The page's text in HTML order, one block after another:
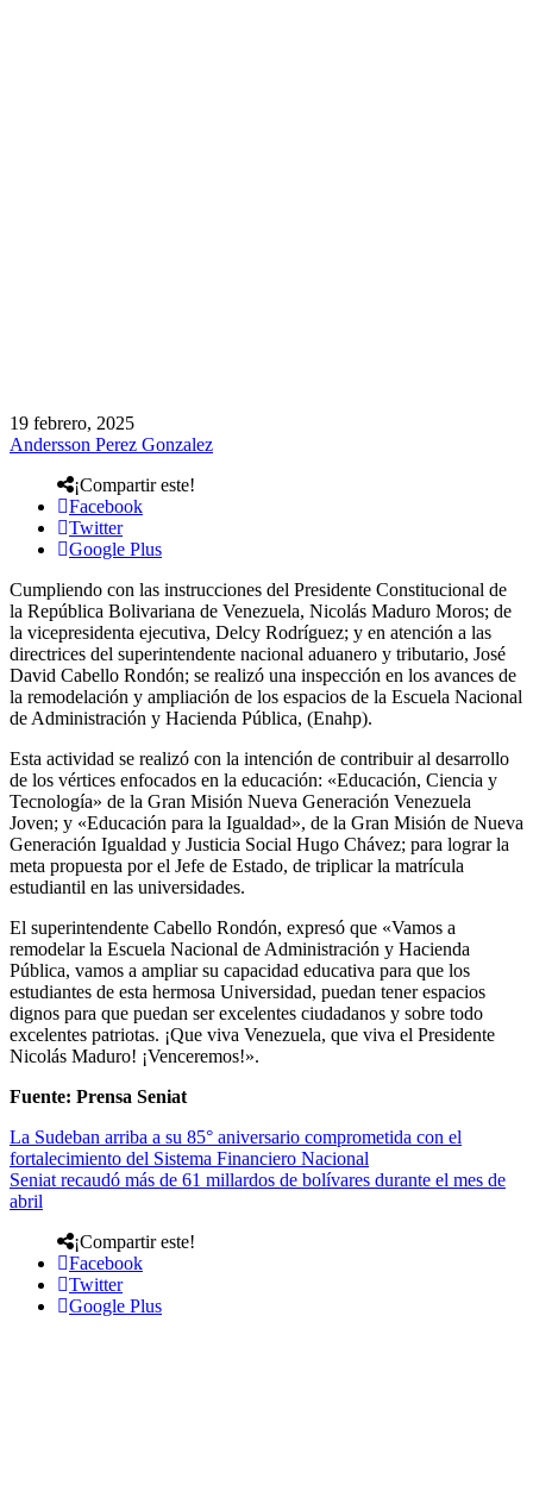
19 febrero, 2025
Andersson Perez Gonzalez
¡Compartir este!
Facebook
Twitter
Google Plus
Cumpliendo con las instrucciones del Presidente Constitucional de
la República Bolivariana de Venezuela, Nicolás Maduro Moros; de
la vicepresidenta ejecutiva, Delcy Rodríguez; y en atención a las
directrices del superintendente nacional aduanero y tributario, José
David Cabello Rondón; se realizó una inspección en los avances de
la remodelación y ampliación de los espacios de la Escuela Nacional
de Administración y Hacienda Pública, (Enahp).
Esta actividad se realizó con la intención de contribuir al desarrollo
de los vértices enfocados en la educación: «Educación, Ciencia y
Tecnología» de la Gran Misión Nueva Generación Venezuela
Joven; y «Educación para la Igualdad», de la Gran Misión de Nueva
Generación Igualdad y Justicia Social Hugo Chávez; para lograr la
meta propuesta por el Jefe de Estado, de triplicar la matrícula
estudiantil en las universidades.
El superintendente Cabello Rondón, expresó que «Vamos a
remodelar la Escuela Nacional de Administración y Hacienda
Pública, vamos a ampliar su capacidad educativa para que los
estudiantes de esta hermosa Universidad, puedan tener espacios
dignos para que puedan ser excelentes ciudadanos y sobre todo
excelentes patriotas. ¡Que viva Venezuela, que viva el Presidente
Nicolás Maduro! ¡Venceremos!».
Fuente: Prensa Seniat
La Sudeban arriba a su 85° aniversario comprometida con el
fortalecimiento del Sistema Financiero Nacional
Seniat recaudó más de 61 millardos de bolívares durante el mes de
abril
¡Compartir este!
Facebook
Twitter
Google Plus